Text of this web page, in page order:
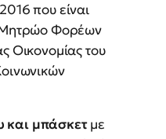
που είναι
Μητρώο Φορέων
Οικονομίας του
και μπάσκετμε